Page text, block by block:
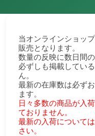
当オンラインショッ
販売となります。
数量の反映に数日間
必ずしも掲載してい
ん。
最新の在庫数は必ず
ます。
日々多数の商品が入
ておりません。
最新の入荷について
さい。